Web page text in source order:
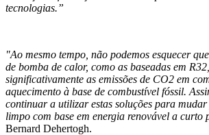
tecnologias.”
"Ao mesmo tempo, não podemos esquecer
de bomba de calor, como as baseadas em
significativamente as emissões de CO2 em
aquecimento à base de combustível fóssil.
continuar a utilizar estas soluções para
limpo com base em energia renovável a curto
Bernard Dehertogh.